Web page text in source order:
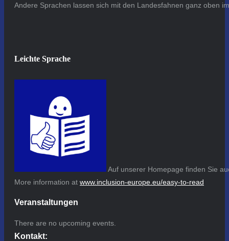
Andere Sprachen lassen sich mit den Landesfahnen ganz oben
Leichte Sprache
Auf unserer Homepage finden Sie
More information at www.inclusion-europe.eu/easy-to-read
Veranstaltungen
There are no upcoming events.
Kontakt: